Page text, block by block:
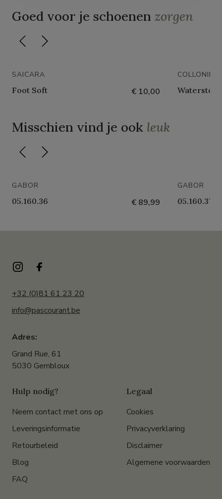
Goed voor je schoenen zorgen
SAICARA
Foot Soft € 10,00
COLLONIL
Waterstop
Misschien vind je ook leuk
GABOR
05.160.36 € 89,99
GABOR
05.160.37
+32 (0)81 61 23 20
info@pascourant.be
Adres:
Grand Rue, 61
5030 Gembloux
Hulp nodig?
Neem contact met ons op
Leveringsinformatie
Retourbeleid
Blog
FAQ
Legaal
Cookies
Privacyverklaring
Disclaimer
Algemene voorwaarden